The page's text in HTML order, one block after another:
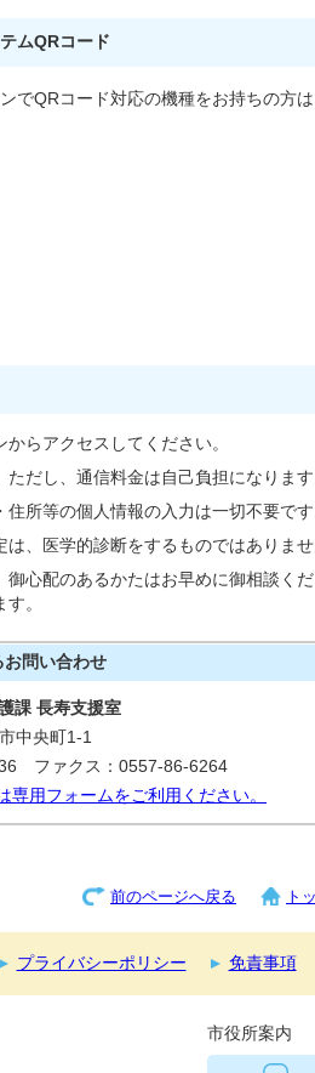
ムQRコード
でQRコード対応の機種をお持ちの方
らアクセスしてください。
だし、通信料金は自己負担になります
住所等の個人情報の入力は一切不要です
は、医学的診断をするものではありませ
御心配のあるかたはお早めに御相談く
。
お問い合わせ
課 長寿支援室
中央町1-1
ファクス：0557-86-6264
専用フォームをご利用ください。
前のページへ戻る ト
プライバシーポリシー 免責事項
市役所案内